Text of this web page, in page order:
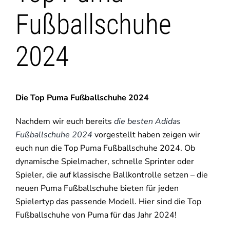
Fußballschuhe
2024
Die Top Puma Fußballschuhe 2024
Nachdem wir euch bereits die besten Adidas
Fußballschuhe 2024 vorgestellt haben zeigen wir
euch nun die Top Puma Fußballschuhe 2024. Ob
dynamische Spielmacher, schnelle Sprinter oder
Spieler, die auf klassische Ballkontrolle setzen – die
neuen Puma Fußballschuhe bieten für jeden
Spielertyp das passende Modell. Hier sind die Top
Fußballschuhe von Puma für das Jahr 2024!